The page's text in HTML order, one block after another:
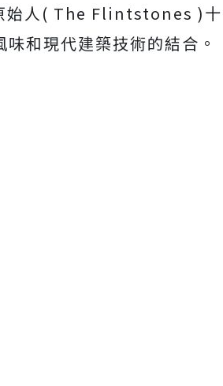
始人( The Flintstones )十
和現代建築技術的結合。